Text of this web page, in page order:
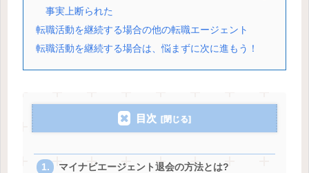
事実上断られた
転職活動を継続する場合の他の転職エージェント
転職活動を継続する場合は、悩まずに次に進もう！
目次
マイナビエージェント退会の方法とは?